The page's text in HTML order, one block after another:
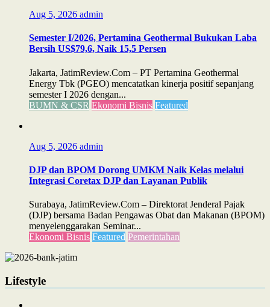
Aug 5, 2026 admin
Semester I/2026, Pertamina Geothermal Bukukan Laba
Bersih US$79,6, Naik 15,5 Persen
Jakarta, JatimReview.Com – PT Pertamina Geothermal
Energy Tbk (PGEO) mencatatkan kinerja positif sepanjang
semester I 2026 dengan...
BUMN & CSR Ekonomi Bisnis Featured
Aug 5, 2026 admin
DJP dan BPOM Dorong UMKM Naik Kelas melalui
Integrasi Coretax DJP dan Layanan Publik
Surabaya, JatimReview.Com – Direktorat Jenderal Pajak
(DJP) bersama Badan Pengawas Obat dan Makanan (BPOM)
menyelenggarakan Seminar...
Ekonomi Bisnis Featured Pemerintahan
Lifestyle